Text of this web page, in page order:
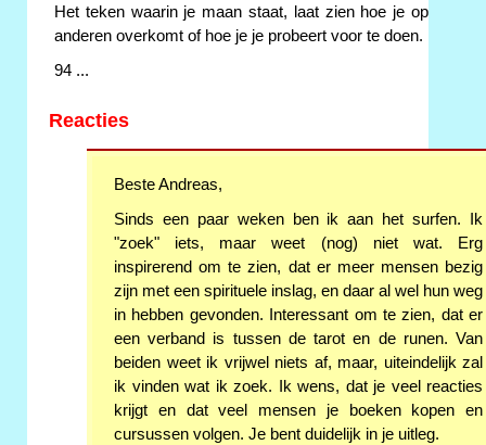
Het teken waarin je maan staat, laat zien hoe je op
anderen overkomt of hoe je je probeert voor te doen.
94 ...
Reacties
Beste Andreas,
Sinds een paar weken ben ik aan het surfen. Ik
"zoek" iets, maar weet (nog) niet wat. Erg
inspirerend om te zien, dat er meer mensen bezig
zijn met een spirituele inslag, en daar al wel hun weg
in hebben gevonden. Interessant om te zien, dat er
een verband is tussen de tarot en de runen. Van
beiden weet ik vrijwel niets af, maar, uiteindelijk zal
ik vinden wat ik zoek. Ik wens, dat je veel reacties
krijgt en dat veel mensen je boeken kopen en
cursussen volgen. Je bent duidelijk in je uitleg.